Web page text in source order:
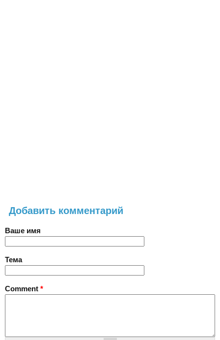
Добавить комментарий
Ваше имя
Тема
Comment *